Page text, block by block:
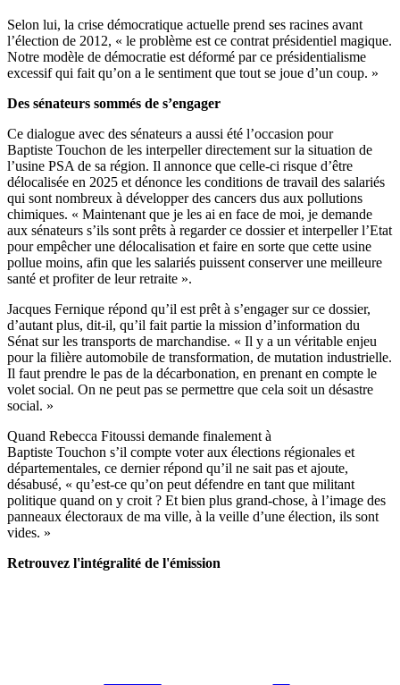
Selon lui, la crise démocratique actuelle prend ses racines avant
l’élection de 2012, « le problème est ce contrat présidentiel magique.
Notre modèle de démocratie est déformé par ce présidentialisme
excessif qui fait qu’on a le sentiment que tout se joue d’un coup. »
Des sénateurs sommés de s’engager
Ce dialogue avec des sénateurs a aussi été l’occasion pour
Baptiste Touchon de les interpeller directement sur la situation de
l’usine PSA de sa région. Il annonce que celle-ci risque d’être
délocalisée en 2025 et dénonce les conditions de travail des salariés
qui sont nombreux à développer des cancers dus aux pollutions
chimiques. « Maintenant que je les ai en face de moi, je demande
aux sénateurs s’ils sont prêts à regarder ce dossier et interpeller l’Etat
pour empêcher une délocalisation et faire en sorte que cette usine
pollue moins, afin que les salariés puissent conserver une meilleure
santé et profiter de leur retraite ».
Jacques Fernique répond qu’il est prêt à s’engager sur ce dossier,
d’autant plus, dit-il, qu’il fait partie la mission d’information du
Sénat sur les transports de marchandise. « Il y a un véritable enjeu
pour la filière automobile de transformation, de mutation industrielle.
Il faut prendre le pas de la décarbonation, en prenant en compte le
volet social. On ne peut pas se permettre que cela soit un désastre
social. »
Quand Rebecca Fitoussi demande finalement à
Baptiste Touchon s’il compte voter aux élections régionales et
départementales, ce dernier répond qu’il ne sait pas et ajoute,
désabusé, « qu’est-ce qu’on peut défendre en tant que militant
politique quand on y croit ? Et bien plus grand-chose, à l’image des
panneaux électoraux de ma ville, à la veille d’une élection, ils sont
vides. »
Retrouvez l'intégralité de l'émission